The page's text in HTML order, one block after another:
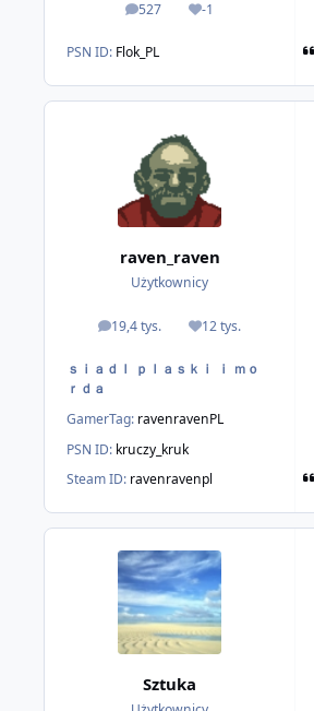
527
odpowiedzi
-1
Reputacja
PSN ID: Flok_PL
raven_raven
Użytkownicy
19,4 tys.
odpowiedzi12 tys.
Reputacja
ｓｉａｄｌ ｐｌａｓｋｉ ｉ ｍｏ
ｒｄａ
GamerTag: ravenravenPL
PSN ID: kruczy_kruk
Steam ID: ravenravenpl
Sztuka